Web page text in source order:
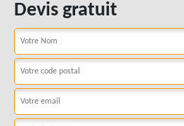
Devis gratuit